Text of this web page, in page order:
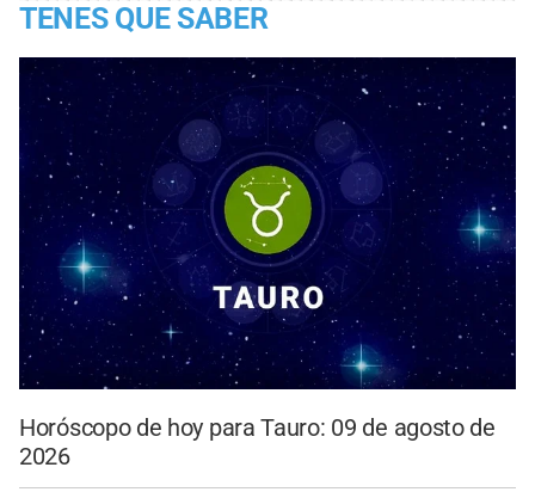
TENES QUE SABER
Horóscopo de hoy para Tauro: 09 de agosto de
2026